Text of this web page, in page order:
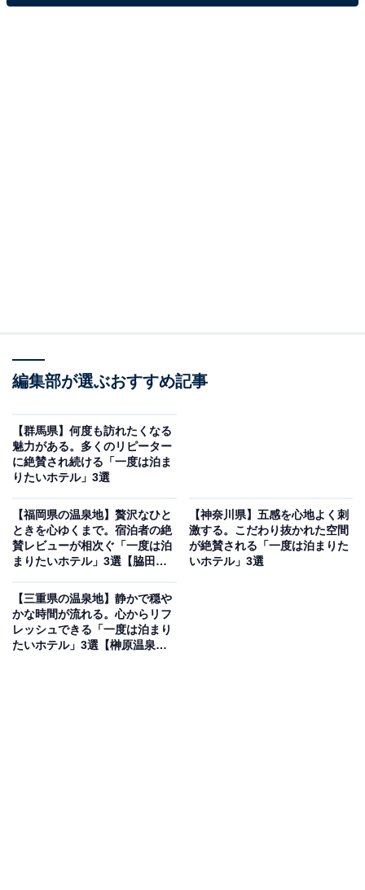
この記事の執筆者： All About ニュース お買
飯坂ホテルジュラク（画像：「飯坂ホテルジュラク」公式Webサイトよ
り）
飯坂ホテルジュラクは、趣の異なる湯舟を楽しめる「花
では、シェフが目の前で調理する実演ビュッフェを堪
能。牛ステーキや揚げたての天ぷら、握りたての寿司な
編集部が選ぶおすすめ記事
【群馬県】何度も訪れたくなる
魅力がある。多くのリピーター
に絶賛され続ける「一度は泊ま
りたいホテル」3選
【福岡県の温泉地】贅沢なひと
ときを心ゆくまで。宿泊者の絶
賛レビューが相次ぐ「一度は泊
まりたいホテル」3選【脇田温
【神奈川県】五感を心地よく刺
激する。こだわり抜かれた空間
が絶賛される「一度は泊まりた
いホテル」3選
【三重県の温泉地】静かで穏や
かな時間が流れる。心からリフ
レッシュできる「一度は泊まり
たいホテル」3選【榊原温泉・